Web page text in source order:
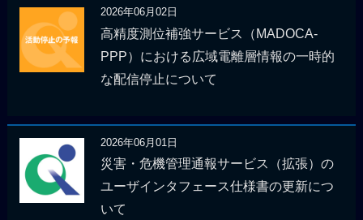
2026年06月02日
高精度測位補強サービス（MADOCA-
PPP）における広域電離層情報の一時的
な配信停止について
2026年06月01日
災害・危機管理通報サービス（拡張）の
ユーザインタフェース仕様書の更新につ
いて